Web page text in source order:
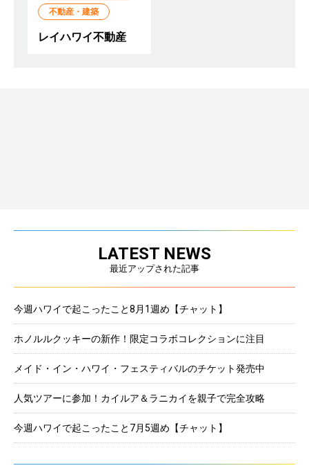
不動産・建築
レイハワイ不動産
LATEST NEWS
最近アップされた記事
今週ハワイで起こったこと8月1週め【チャット】
ホノルルクッキーの新作！限定コラボコレクションに注目
メイド・イン・ハワイ・フェスティバルのチケット発売中
人気ツアーに参加！カイルア＆ラニカイを親子で完全攻略
今週ハワイで起こったこと7月5週め【チャット】